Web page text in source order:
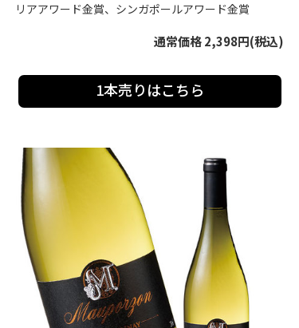
リアアワード金賞、シンガポールアワード金賞
通常価格 2,398円(税込)
1本売りはこちら